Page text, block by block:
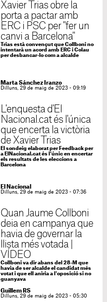
Xavier Trias obre la
porta a pactar amb
ERC i PSC per "fer un
canvi a Barcelona"
Trias està convençut que Collboni no
intentarà un acord amb ERC i Colau
per desbancar-lo com a alcalde
Marta Sánchez Iranzo
Dilluns, 29 de maig de 2023 - 09:19
L'enquesta d'El
Nacional.cat és l'única
que encerta la victòria
de Xavier Trias
El sondeig elaborat per Feedback per
a ElNacional.cat és l'únic en encertar
els resultats de les eleccions a
Barcelona
El Nacional
Dilluns, 29 de maig de 2023 - 07:36
Quan Jaume Collboni
deia en campanya que
havia de governar la
llista més votada |
VÍDEO
Collboni va dir abans del 28-M que
havia de ser alcalde el candidat més
votat i que ell aniria a l'oposició si no
guanyava
Guillem RS
Dilluns, 29 de maig de 2023 - 05:30